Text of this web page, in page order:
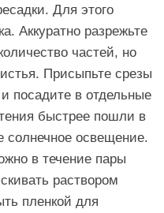
Для этого
Аккуратно разрежьте
частей, но
Присыпьте срезы
посадите в отдельные
быстрее пошли в
солнечное освещение.
в течение пары
раствором
пленкой для